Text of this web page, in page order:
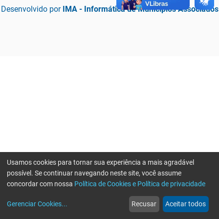
Desenvolvido por IMA - Informática de Municípios Associados
web
Notícias
more_horiz
Mais
Usamos cookies para tornar sua experiência a mais agradável
possível. Se continuar navegando neste site, você assume
concordar com nossa Política de Cookies e Política de privacidade
Gerenciar Cookies... Recusar Aceitar todos
Erro ao enviar informações, por favor tente novamente